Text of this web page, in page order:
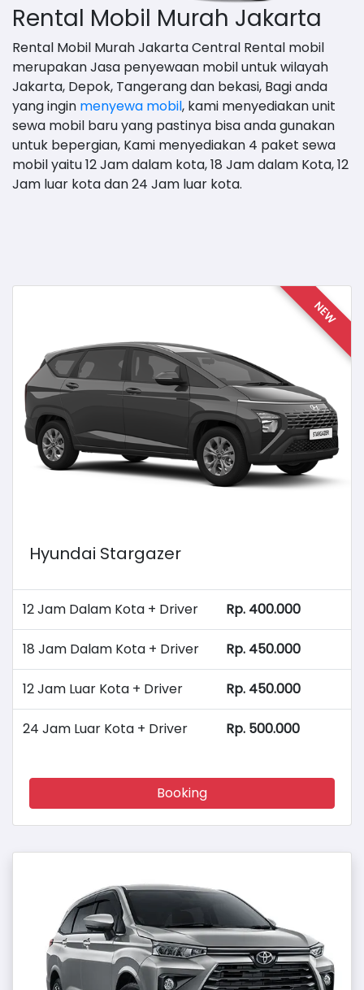
Rental Mobil Murah Jakarta
Rental Mobil Murah Jakarta Central Rental mobil
merupakan Jasa penyewaan mobil untuk wilayah
Jakarta, Depok, Tangerang dan bekasi, Bagi anda
yang ingin menyewa mobil, kami menyediakan unit
sewa mobil baru yang pastinya bisa anda gunakan
untuk bepergian, Kami menyediakan 4 paket sewa
mobil yaitu 12 Jam dalam kota, 18 Jam dalam Kota, 12
Jam luar kota dan 24 Jam luar kota.
NEW
Hyundai Stargazer
12 Jam Dalam Kota + Driver Rp. 400.000
18 Jam Dalam Kota + Driver Rp. 450.000
12 Jam Luar Kota + Driver Rp. 450.000
24 Jam Luar Kota + Driver Rp. 500.000
Booking